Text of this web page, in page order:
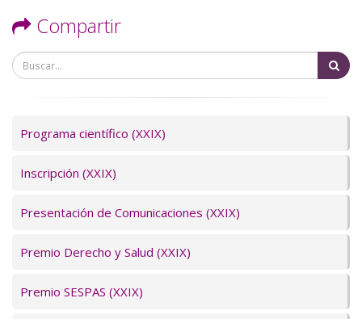
Compartir
Programa científico (XXIX)
Inscripción (XXIX)
Presentación de Comunicaciones (XXIX)
Premio Derecho y Salud (XXIX)
Premio SESPAS (XXIX)